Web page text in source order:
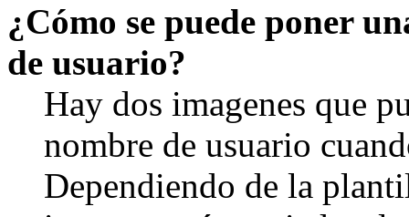
¿Cómo se puede poner
de usuario?
Hay dos imagenes que
nombre de usuario
Dependiendo de la